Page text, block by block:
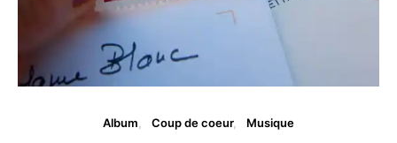
Album Coup de coeur Musique